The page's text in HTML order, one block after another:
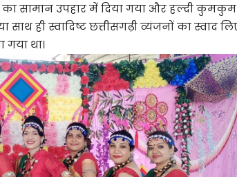
सामान उपहार में दिया गया और हल्दी
ही स्वादिष्ट छत्तीसगढ़ी व्यंजनों का स्वाद
था।